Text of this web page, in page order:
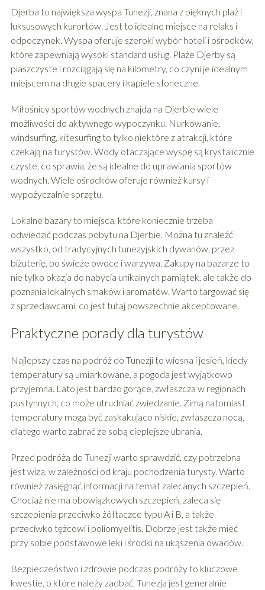
Djerba to największa wyspa Tunezji, znana z pięknych plaż i
luksusowych kurortów. Jest to idealne miejsce na relaks i
odpoczynek. Wyspa oferuje szeroki wybór hoteli i ośrodków,
które zapewniają wysoki standard usług. Plaże Djerby są
piaszczyste i rozciągają się na kilometry, co czyni je idealnym
miejscem na długie spacery i kąpiele słoneczne.
Miłośnicy sportów wodnych znajdą na Djerbie wiele
możliwości do aktywnego wypoczynku. Nurkowanie,
windsurfing, kitesurfing to tylko niektóre z atrakcji, które
czekają na turystów. Wody otaczające wyspę są krystalicznie
czyste, co sprawia, że są idealne do uprawiania sportów
wodnych. Wiele ośrodków oferuje również kursy i
wypożyczalnie sprzętu.
Lokalne bazary to miejsca, które koniecznie trzeba
odwiedzić podczas pobytu na Djerbie. Można tu znaleźć
wszystko, od tradycyjnych tunezyjskich dywanów, przez
biżuterię, po świeże owoce i warzywa. Zakupy na bazarze to
nie tylko okazja do nabycia unikalnych pamiątek, ale także do
poznania lokalnych smaków i aromatów. Warto targować się
z sprzedawcami, co jest tutaj powszechnie akceptowane.
Praktyczne porady dla turystów
Najlepszy czas na podróż do Tunezji to wiosna i jesień, kiedy
temperatury są umiarkowane, a pogoda jest wyjątkowo
przyjemna. Lato jest bardzo gorące, zwłaszcza w regionach
pustynnych, co może utrudniać zwiedzanie. Zimą natomiast
temperatury mogą być zaskakująco niskie, zwłaszcza nocą,
dlatego warto zabrać ze sobą cieplejsze ubrania.
Przed podróżą do Tunezji warto sprawdzić, czy potrzebna
jest wiza, w zależności od kraju pochodzenia turysty. Warto
również zasięgnąć informacji na temat zalecanych szczepień.
Chociaż nie ma obowiązkowych szczepień, zaleca się
szczepienia przeciwko żółtaczce typu A i B, a także
przeciwko tężcowi i poliomyelitis. Dobrze jest także mieć
przy sobie podstawowe leki i środki na ukąszenia owadów.
Bezpieczeństwo i zdrowie podczas podróży to kluczowe
kwestie, o które należy zadbać. Tunezja jest generalnie